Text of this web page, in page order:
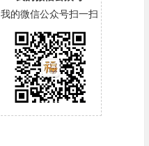
我的微信公众号扫一扫